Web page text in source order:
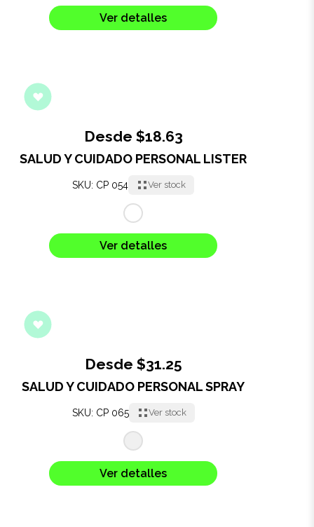
Ver detalles
Desde $18.63
SALUD Y CUIDADO PERSONAL LISTER
SKU: CP 054 Ver stock
Ver detalles
Desde $31.25
SALUD Y CUIDADO PERSONAL SPRAY
SKU: CP 065 Ver stock
Ver detalles